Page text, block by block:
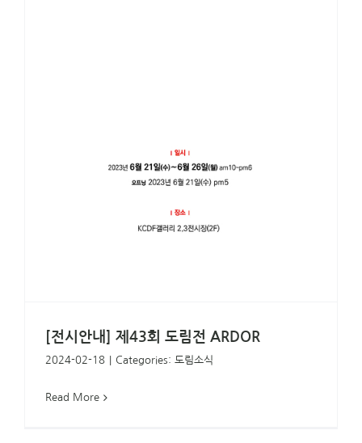
[전시안내] 제43회 도림전 ARDOR
2024-02-18 Categories: 도림소식
Read More